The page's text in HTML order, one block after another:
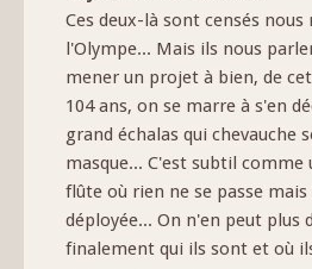
Ces deux-là sont censés
l'Olympe... Mais ils nous
mener un projet à bien, de
104 ans, on se marre à s'en
grand échalas qui
masque... C'est subtil
flûte où rien ne se passe
déployée... On n'en peut plus
finalement qui ils sont et où